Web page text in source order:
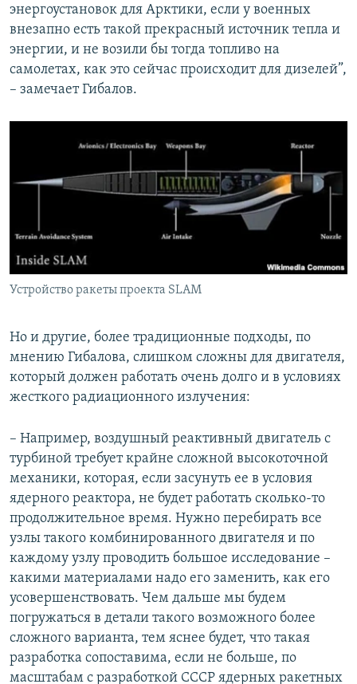
энергоустановок для Арктики, если у военных
внезапно есть такой прекрасный источник тепла и
энергии, и не возили бы тогда топливо на
самолетах, как это сейчас происходит для дизелей”,
– замечает Гибалов.
Устройство ракеты проекта SLAM
Но и другие, более традиционные подходы, по
мнению Гибалова, слишком сложны для двигателя,
который должен работать очень долго и в условиях
жесткого радиационного излучения:
– Например, воздушный реактивный двигатель с
турбиной требует крайне сложной высокоточной
механики, которая, если засунуть ее в условия
ядерного реактора, не будет работать сколько-то
продолжительное время. Нужно перебирать все
узлы такого комбинированного двигателя и по
каждому узлу проводить большое исследование –
какими материалами надо его заменить, как его
усовершенствовать. Чем дальше мы будем
погружаться в детали такого возможного более
сложного варианта, тем яснее будет, что такая
разработка сопоставима, если не больше, по
масштабам с разработкой СССР ядерных ракетных